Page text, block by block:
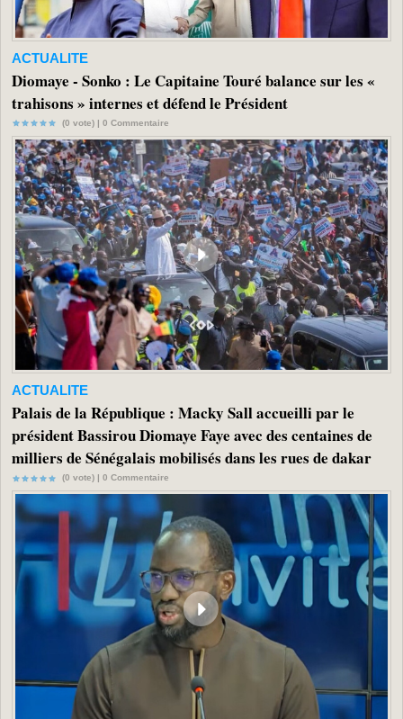
ACTUALITE
Diomaye - Sonko : Le Capitaine Touré balance sur les «
trahisons » internes et défend le Président
(0 vote) | 0 Commentaire
ACTUALITE
Palais de la République : Macky Sall accueilli par le
président Bassirou Diomaye Faye avec des centaines de
milliers de Sénégalais mobilisés dans les rues de dakar
(0 vote) | 0 Commentaire